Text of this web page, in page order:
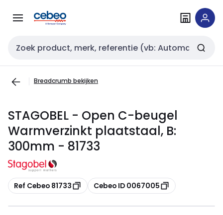
naar
naar
Zoekveld invoer
Breadcrumb bekijken
STAGOBEL - Open C-beugel
Warmverzinkt plaatstaal, B:
300mm - 81733
Kopiëren
Ref Cebeo 81733 Kopiëren
Cebeo ID 0067005